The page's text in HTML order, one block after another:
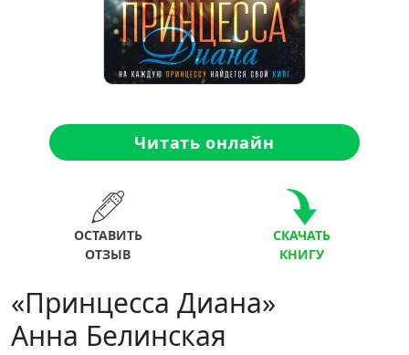
Читать онлайн
ОСТАВИТЬ
ОТЗЫВ
СКАЧАТЬ
КНИГУ
«Принцесса Диана»
Анна Белинская